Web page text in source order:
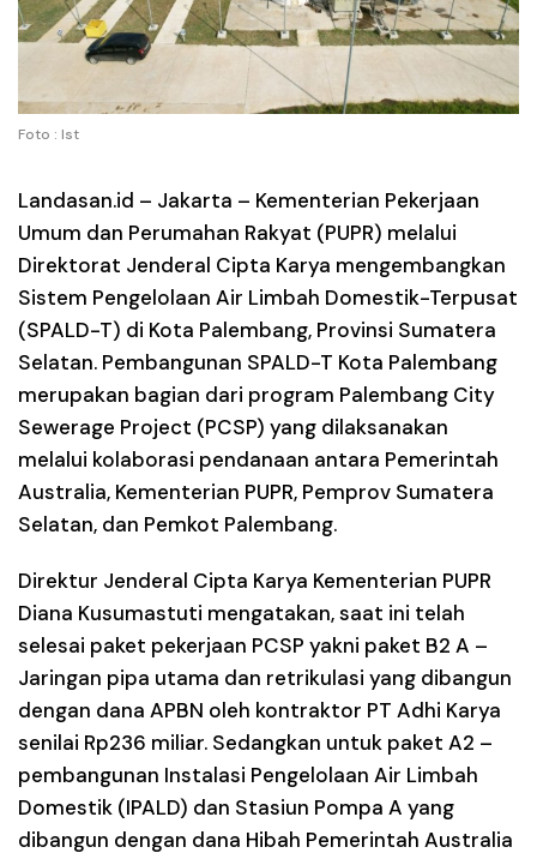
Foto : Ist
Landasan.id – Jakarta – Kementerian Pekerjaan
Umum dan Perumahan Rakyat (PUPR) melalui
Direktorat Jenderal Cipta Karya mengembangkan
Sistem Pengelolaan Air Limbah Domestik-Terpusat
(SPALD-T) di Kota Palembang, Provinsi Sumatera
Selatan. Pembangunan SPALD-T Kota Palembang
merupakan bagian dari program Palembang City
Sewerage Project (PCSP) yang dilaksanakan
melalui kolaborasi pendanaan antara Pemerintah
Australia, Kementerian PUPR, Pemprov Sumatera
Selatan, dan Pemkot Palembang.
Direktur Jenderal Cipta Karya Kementerian PUPR
Diana Kusumastuti mengatakan, saat ini telah
selesai paket pekerjaan PCSP yakni paket B2 A –
Jaringan pipa utama dan retrikulasi yang dibangun
dengan dana APBN oleh kontraktor PT Adhi Karya
senilai Rp236 miliar. Sedangkan untuk paket A2 –
pembangunan Instalasi Pengelolaan Air Limbah
Domestik (IPALD) dan Stasiun Pompa A yang
dibangun dengan dana Hibah Pemerintah Australia